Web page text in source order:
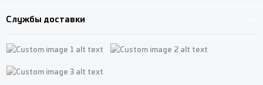
Службы доставки
Custom image 1